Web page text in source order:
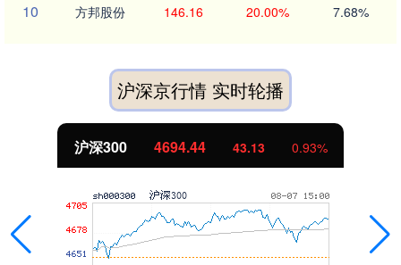
10 方邦股份 146.16 20.00% 7.68%
沪深京行情 实时轮播
北证50 1134.24 11.37 1.01%